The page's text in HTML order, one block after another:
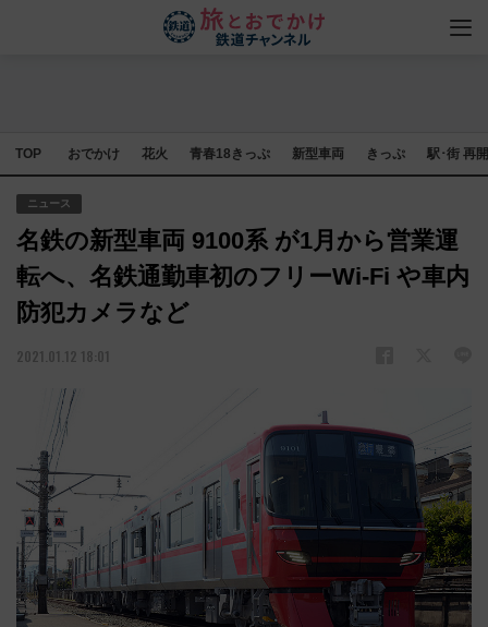
TOP おでかけ 花火 青春18きっぷ 新型車両 きっぷ 駅･街 再
ニュース
名鉄の新型車両 9100系 が1月から営業運
転へ、名鉄通勤車初のフリーWi-Fi や車内
防犯カメラなど
2021.01.12 18:01